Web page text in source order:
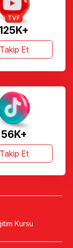
TVF
Takip Et
56K+
Takip Et
Kursu